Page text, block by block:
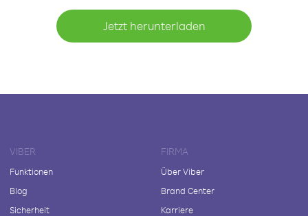
Jetzt herunterladen
VIBER
Funktionen
Blog
Sicherheit
FIRMA
Über Viber
Brand Center
Karriere